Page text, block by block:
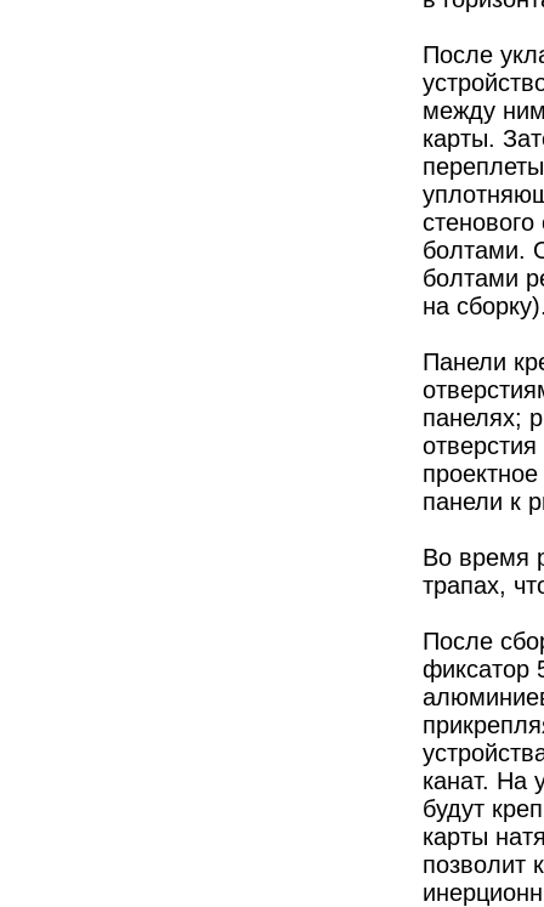
После
между
карты.
болтами.
болтами
на
Панели
панелях;
панели к
Во время
трапах,
После
фиксатор
канат. На
будут
карты
позволит